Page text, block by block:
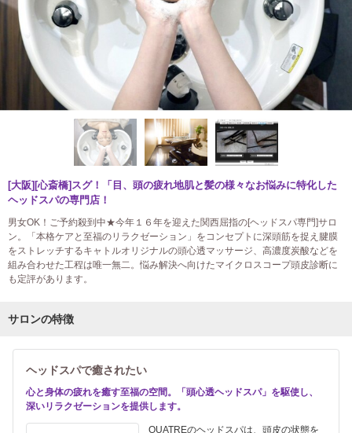
[大阪][心斎橋]スグ！「目、頭の疲れ地肌と髪の様々なお悩みに特化した
ヘッドスパの専門店！
男女OK！ご予約殺到中★今年１６年を迎えた関西屈指の[ヘッドスパ専門]サロ
ン。「本格ケアと至福のリラクゼーション」をコンセプトに深頭筋を捉え腱膜
をストレッチするキャトルオリジナルの頭心透マッサージ、高濃度炭酸などを
組み合わせた工程は唯一無二。悩み解決へ向けたマイクロスコープ頭皮診断に
も定評があります。
サロンの特徴
ヘッドスパで癒されたい
心と身体の疲れを癒す至福の空間。「頭心透ヘッドスパ」を駆使し、
深いリラクゼーションを提供します。
QUATREのヘッドスパは、頭皮の状態を